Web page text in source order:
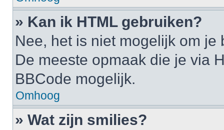
» Kan ik HTML gebruiken?
Nee, het is niet mogelijk om
De meeste opmaak die je via
BBCode mogelijk.
Omhoog
» Wat zijn smilies?